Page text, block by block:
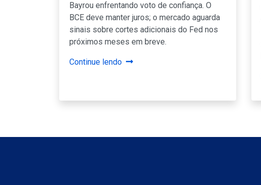
Bayrou enfrentando voto de confiança. O
BCE deve manter juros; o mercado aguarda
sinais sobre cortes adicionais do Fed nos
próximos meses em breve.
Continue lendo